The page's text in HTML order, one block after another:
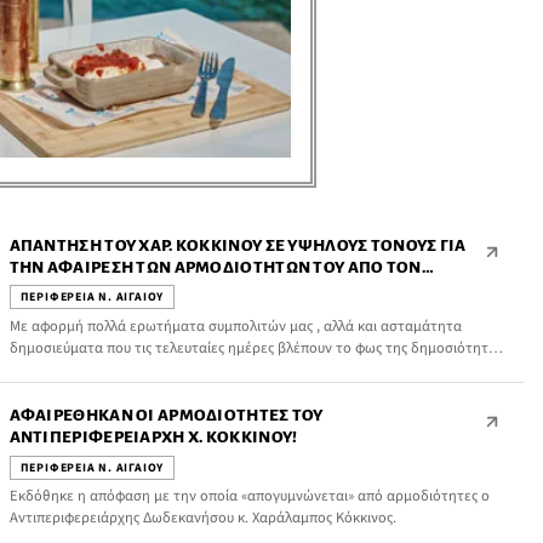
ΑΠΆΝΤΗΣΗ ΤΟΥ ΧΑΡ. ΚΌΚΚΙΝΟΥ ΣΕ ΥΨΗΛΟΎΣ ΤΌΝΟΥΣ ΓΙΑ
ΤΗΝ ΑΦΑΊΡΕΣΗ ΤΩΝ ΑΡΜΟΔΙΟΤΉΤΩΝ ΤΟΥ ΑΠΌ ΤΟΝ
ΠΕΡΙΦΕΡΕΙΆΡΧΗ Γ. ΧΑΤΖΗΜΆΡΚΟ
ΠΕΡΙΦΕΡΕΙΑ Ν. ΑΙΓΑΙΟΥ
Με αφορμή πολλά ερωτήματα συμπολιτών μας , αλλά και ασταμάτητα
δημοσιεύματα που τις τελευταίες ημέρες βλέπουν το φως της δημοσιότητας
επισημάνω τα εξής :
ΑΦΑΙΡΈΘΗΚΑΝ ΟΙ ΑΡΜΟΔΙΌΤΗΤΕΣ ΤΟΥ
ΑΝΤΙΠΕΡΙΦΕΡΕΙΆΡΧΗ Χ. ΚΌΚΚΙΝΟΥ!
ΠΕΡΙΦΕΡΕΙΑ Ν. ΑΙΓΑΙΟΥ
Εκδόθηκε η απόφαση με την οποία «απογυμνώνεται» από αρμοδιότητες ο
Αντιπεριφερειάρχης Δωδεκανήσου κ. Χαράλαμπος Κόκκινος.